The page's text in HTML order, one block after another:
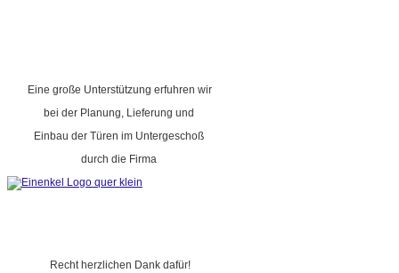
Eine große Unterstützung erfuhren wir
bei der Planung, Lieferung und
Einbau der Türen im Untergeschoß
durch die Firma
Recht herzlichen Dank dafür!